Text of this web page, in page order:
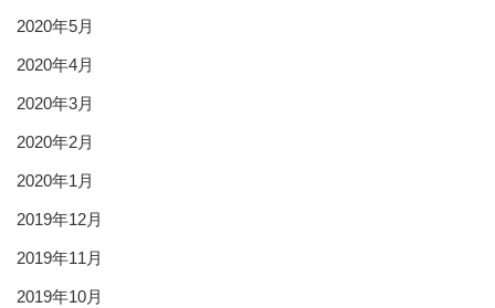
2020年5月
2020年4月
2020年3月
2020年2月
2020年1月
2019年12月
2019年11月
2019年10月